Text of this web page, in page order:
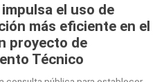
el uso de
más eficiente en el
proyecto de
Técnico